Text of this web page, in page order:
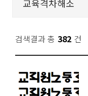
검색결과 총 382 건